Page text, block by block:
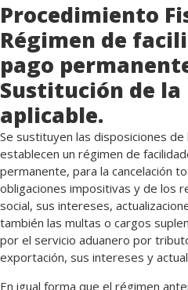
Procedimiento
Régimen de
pago
Sustitución de
aplicable.
Se sustituyen las disposiciones de
establecen un régimen de
permanente, para la cancelación
obligaciones impositivas y de los
social, sus intereses,
también las multas o cargos
por el servicio aduanero por
exportación, sus intereses y
En igual forma que el régimen